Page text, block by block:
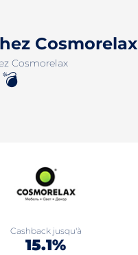
Cosmorelax
Cosmorelax
💣
Cashback jusqu'à
15.1%